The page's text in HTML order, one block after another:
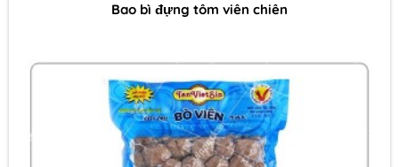
Bao bì đựng tôm viên chiên